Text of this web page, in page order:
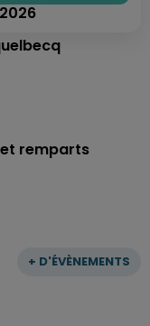
+ D'ÉVÈNEMENTS
2026
remparts